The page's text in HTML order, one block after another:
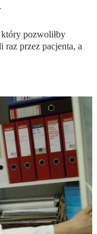
pozwoliłby
raz przez pacjenta, a